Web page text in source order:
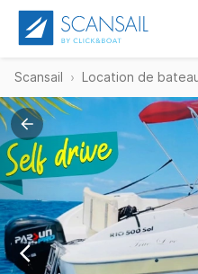
Scansail Location de